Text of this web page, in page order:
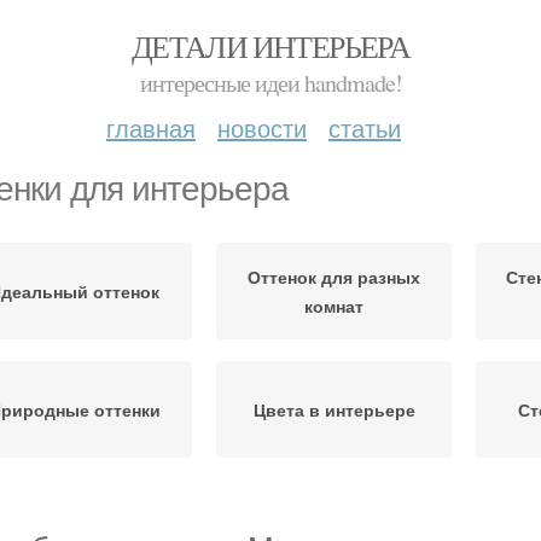
ДЕТАЛИ ИНТЕРЬЕРА
интересные идеи handmade!
главная новости статьи
для интерьера
оттенок
Оттенок для разных
комнат
оттенки Цвета в интерьере